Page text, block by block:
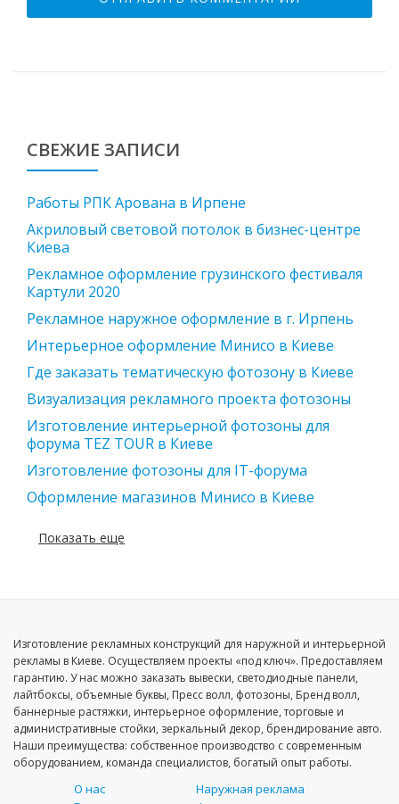
СВЕЖИЕ ЗАПИСИ
Работы РПК Арована в Ирпене
Акриловый световой потолок в бизнес-центре
Киева
Рекламное оформление грузинского фестиваля
Картули 2020
Рекламное наружное оформление в г. Ирпень
Интерьерное оформление Минисо в Киеве
Где заказать тематическую фотозону в Киеве
Визуализация рекламного проекта фотозоны
Изготовление интерьерной фотозоны для
форума TEZ TOUR в Киеве
Изготовление фотозоны для IT-форума
Оформление магазинов Минисо в Киеве
Показать еще
Изготовление рекламных конструкций для наружной и интерьерной
рекламы в Киеве. Осуществляем проекты «под ключ». Предоставляем
гарантию. У нас можно заказать вывески, светодиодные панели,
лайтбоксы, объемные буквы, Пресс волл, фотозоны, Бренд волл,
баннерные растяжки, интерьерное оформление, торговые и
административные стойки, зеркальный декор, брендирование авто.
Наши преимущества: собственное производство с современным
оборудованием, команда специалистов, богатый опыт работы.
О нас
Наружная реклама